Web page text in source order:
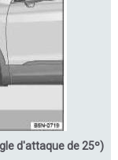
d'attaque de 25º)